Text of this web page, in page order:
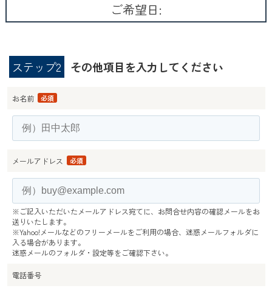
ご希望日:
ステップ2 その他項目を入力してください
お名前 必須
メールアドレス 必須
※ご記入いただいたメールアドレス宛てに、お問合せ内容の確認メールをお
送りいたします。
※Yahoo!メールなどのフリーメールをご利用の場合、迷惑メールフォルダに
入る場合があります。
迷惑メールのフォルダ・設定等をご確認下さい。
電話番号